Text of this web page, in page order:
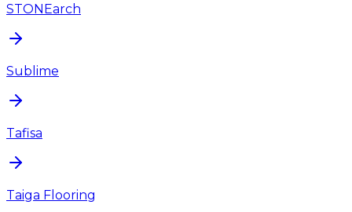
STONEarch
Sublime
Tafisa
Taiga Flooring